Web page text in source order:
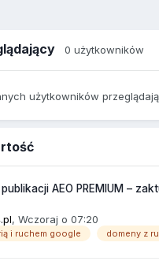
0 użytkowników
użytkowników
publikacji AEO PREMIUM –
,Wczoraj o 07:20
i ruchem google domeny z